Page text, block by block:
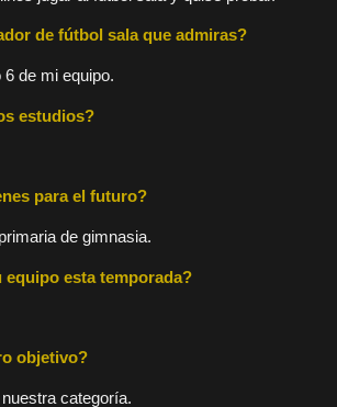
de fútbol sala que admiras?
de mi equipo.
estudios?
para el futuro?
de gimnasia.
equipo esta temporada?
objetivo?
categoría.